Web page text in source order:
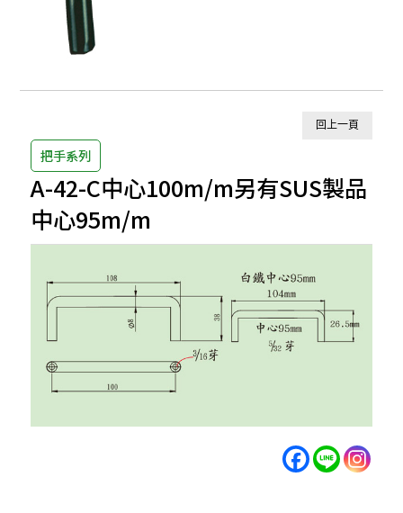
回上一頁
把手系列
A-42-C中心100m/m另有SUS製品
中心95m/m